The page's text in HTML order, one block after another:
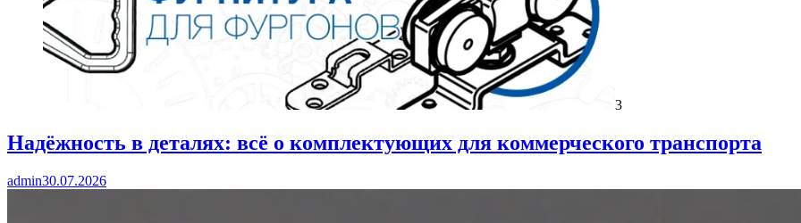
3
Надёжность в деталях: всё о комплектующих для коммерческого транспорта
admin30.07.2026